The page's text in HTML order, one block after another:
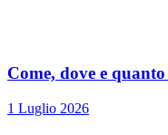
Come, dove e
1 Luglio 2026